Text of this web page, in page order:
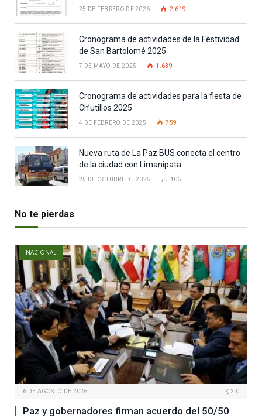
25 DE FEBRERO DE 2026 2.619
Cronograma de actividades de la Festividad
de San Bartolomé 2025
7 DE MAYO DE 2025 1.639
Cronograma de actividades para la fiesta de
Ch’utillos 2025
4 DE FEBRERO DE 2025 759
Nueva ruta de La Paz BUS conecta el centro
de la ciudad con Limanipata
25 DE OCTUBRE DE 2025 406
No te pierdas
NACIONAL
6 DE AGOSTO DE 2026 0
Paz y gobernadores firman acuerdo del 50/50